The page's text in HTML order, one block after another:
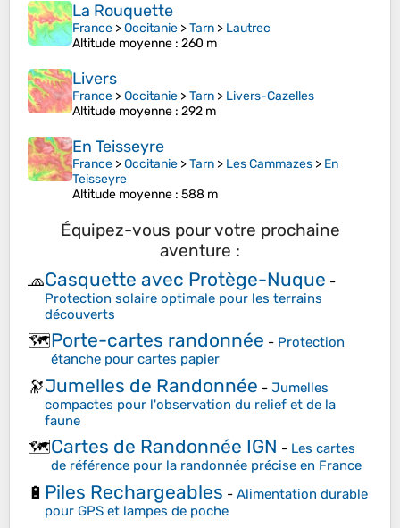
La Rouquette
France >Occitanie >Tarn > Lautrec
Altitude moyenne : 260 m
Livers
France >Occitanie >Tarn > Livers-Cazelles
Altitude moyenne : 292 m
En Teisseyre
France >Occitanie >Tarn > Les Cammazes > En
Teisseyre
Altitude moyenne : 588 m
Équipez-vous pour votre prochaine
aventure :
🧢Casquette avec Protège-Nuque -
Protection solaire optimale pour les terrains
découverts
🗺️Porte-cartes randonnée - Protection
étanche pour cartes papier
🔭Jumelles de Randonnée - Jumelles
compactes pour l'observation du relief et de la
faune
🗺️Cartes de Randonnée IGN - Les cartes
de référence pour la randonnée précise en France
🔋 Piles Rechargeables - Alimentation durable
pour GPS et lampes de poche